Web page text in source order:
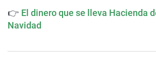
👉 El dinero que se lleva Hacienda
Navidad